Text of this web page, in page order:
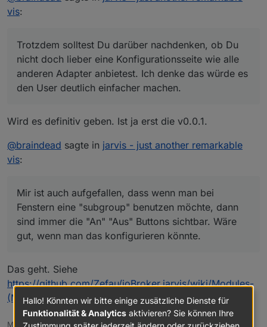
Screenshots
Beispiel: Karte (Vollbild)
vis:
Trotzdem solltest Du darüber nachdenken, ob Du
nicht doch lieber eine Konfigurationsseite wie alle
anderen Adapter anbietest. Ich denke das würde es
den User deutlich einfacher machen.
Wird es definitiv geben. Ist ja erst die v0.0.1.
@braindead sagte in jarvis - just another remarkable
vis:
Mir ist auch aufgefallen, dass wenn man bei
Fenstern eine "subgroup" benutzen möchte, dann
sind immer die "An" "Aus" Buttons sichtbar. Wäre
gut, wenn man das konfigurieren könnte.
Das geht. Siehe
https://github.com/Zefau/ioBroker.jarvis/wiki/Modules-
(Modules)#einstellungen-settings-5
Meine Adapter: https://zefau.github.io/iobroker/
Hallo! Könnten wir bitte einige zusätzliche Dienste für
Funktionalität & Analytics aktivieren? Sie können Ihre